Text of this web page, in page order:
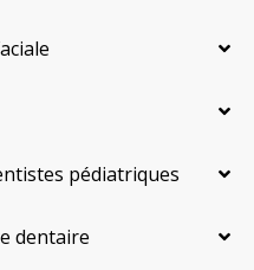
pédiatriques
dentaire